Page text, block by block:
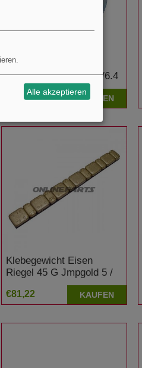
Steckgewichte Zink
20Gspeichenippel 6.0/6.4
Inh25
€69,58 KAUFEN
Klebegewicht Eisen
Riegel 45 G Jmpgold 5 /
2.5 Gramm Inhalt 15
€81,22 KAUFEN
Alle akzeptieren